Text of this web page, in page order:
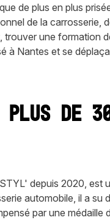
de plus en plus
de la carrosserie,
une formation
à Nantes et se
plus de
depuis 2020, est
automobile, il a su
par une médaille